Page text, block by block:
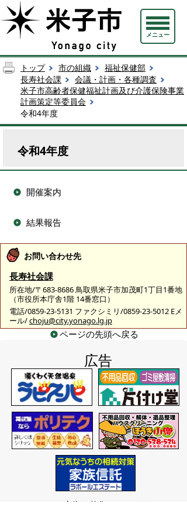
メニュー
トップ 市の組織
福祉保健部
長寿社会課
会議・計画・各種調査
米子市高齢者保健福祉計画及び介護保険事業
計画策定等委員会
令和4年度
令和4年度
開催案内
結果報告
お問い合わせ先
長寿社会課
所在地/〒683-8686 鳥取県米子市加茂町1丁目1番地
（市役所本庁舎1階 14番窓口）
電話/0859-23-5131 ファクシミリ/0859-23-5012 Eメ
ール/choju@city.yonago.lg.jp
ページの先頭へ戻る
広告
バナー広告を募集しています